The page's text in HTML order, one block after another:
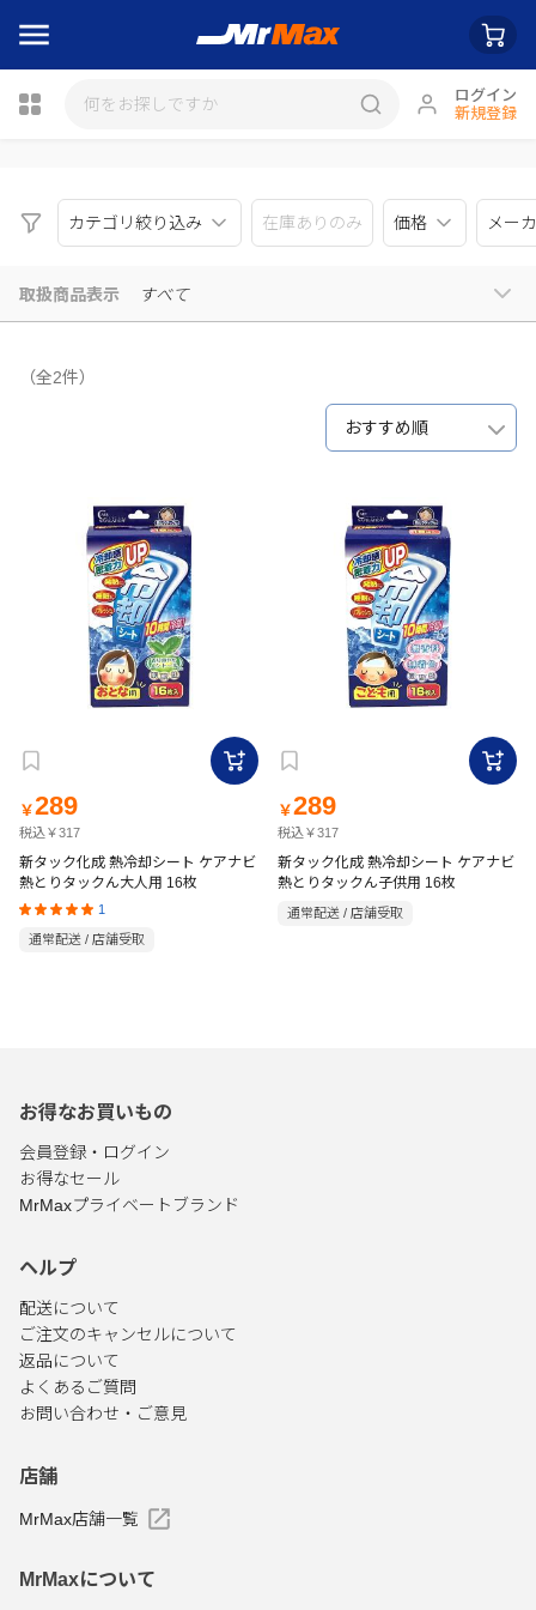
ログイン
新規登録
カテゴリ絞り込み 在庫ありのみ 価格 メー
取扱商品表示 すべて
（全2件）
おすすめ順
￥289
税込￥317
新タック化成 熱冷却シート ケアナビ
熱とりタックん大人用 16枚
1
通常配送 / 店舗受取
￥289
税込￥317
新タック化成 熱冷却シート ケアナビ
熱とりタックん子供用 16枚
通常配送 / 店舗受取
お得なお買いもの
会員登録・ログイン
お得なセール
MrMaxプライベートブランド
ヘルプ
配送について
ご注文のキャンセルについて
返品について
よくあるご質問
お問い合わせ・ご意見
店舗
MrMax店舗一覧
MrMaxについて